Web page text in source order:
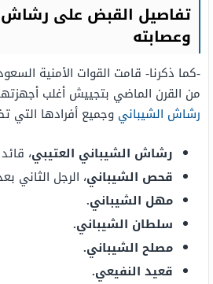
تفاصيل القبض على رشاش
وعصابته
-كما ذكرنا- قامت القوات الأمنية
من القرن الماضي بتجييش أغلب أجهزتها
رشاش الشيباني وجميع أفرادها
رشاش الشيباني العتيبي،
قحص الشيباني، الرجل الثاني
مهل الشيباني.
سلطان الشيباني.
مصلح الشيباني.
قعيد النفيعي.